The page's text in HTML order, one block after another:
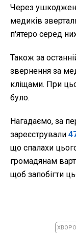
Через
медиків
п'ятеро серед
Також за
звернення за
кліщами. При
було.
Нагадаємо, за
зареєстрували
що спалахи
громадянам
щоб запобігти